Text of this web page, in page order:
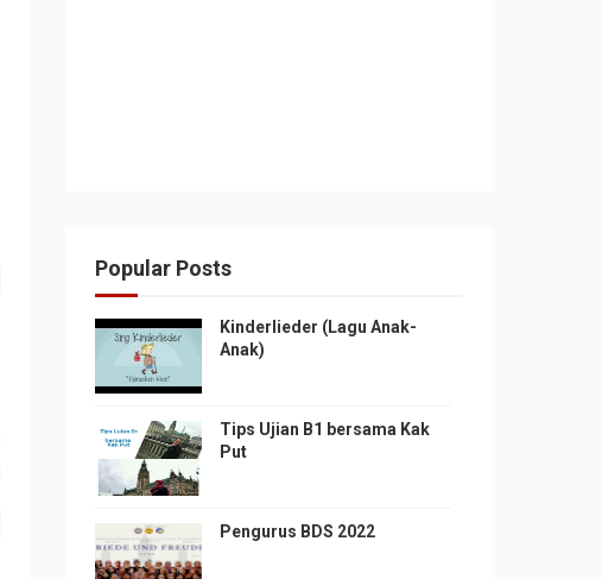
Popular Posts
Kinderlieder (Lagu Anak-
Anak)
Tips Ujian B1 bersama Kak
Put
Pengurus BDS 2022